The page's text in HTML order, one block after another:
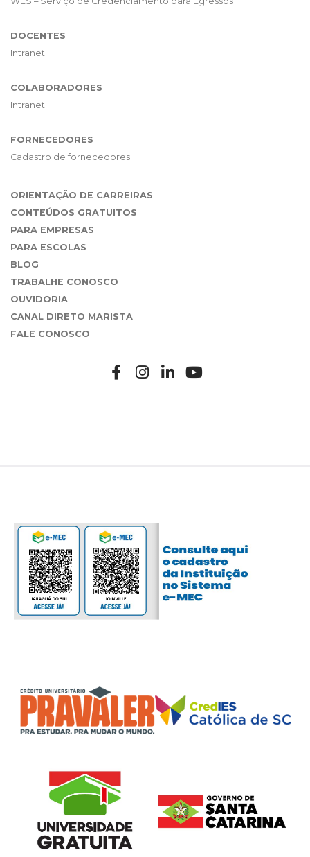
DOCENTES
Intranet
COLABORADORES
Intranet
FORNECEDORES
Cadastro de fornecedores
ORIENTAÇÃO DE CARREIRAS
CONTEÚDOS GRATUITOS
PARA EMPRESAS
PARA ESCOLAS
BLOG
TRABALHE CONOSCO
OUVIDORIA
CANAL DIRETO MARISTA
FALE CONOSCO